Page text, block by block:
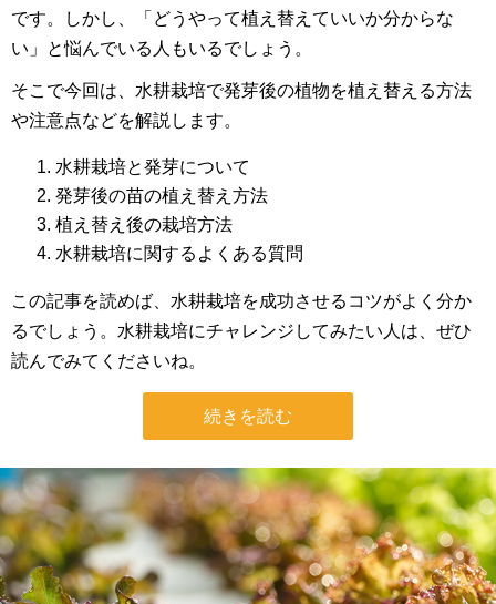
です。しかし、「どうやって植え替えていいか分からな
い」と悩んでいる人もいるでしょう。
そこで今回は、水耕栽培で発芽後の植物を植え替える方法
や注意点などを解説します。
水耕栽培と発芽について
発芽後の苗の植え替え方法
植え替え後の栽培方法
水耕栽培に関するよくある質問
この記事を読めば、水耕栽培を成功させるコツがよく分か
るでしょう。水耕栽培にチャレンジしてみたい人は、ぜひ
読んでみてくださいね。
続きを読む